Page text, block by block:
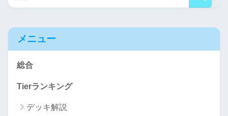
メニュー
総合
Tierランキング
デッキ解説